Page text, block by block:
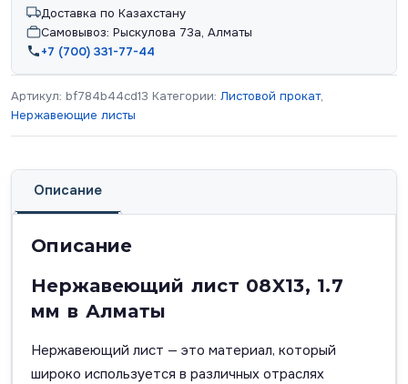
Доставка по Казахстану
Самовывоз: Рыскулова 73а, Алматы
+7 (700) 331-77-44
Артикул: bf784b44cd13 Категории: Листовой прокат,
Нержавеющие листы
Описание
Описание
Нержавеющий лист 08X13, 1.7
мм в Алматы
Нержавеющий лист — это материал, который
широко используется в различных отраслях